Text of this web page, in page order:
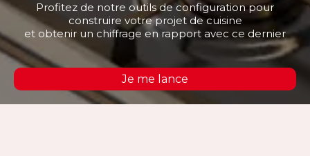
Profitez de notre outils de configuration pour
construire votre projet de cuisine
et obtenir un chiffrage en rapport avec ce dernier
Je me lance